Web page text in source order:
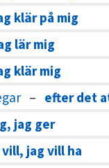
klär på mig
lär mig
klär mig
– efter det
jag ger
vill, jag vill ha